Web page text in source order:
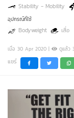
Stability - Mobility
อุปกรณ์ที่ใช้
Bodyweight เสื่อ
เมื่อ 30 Apr 2020 | ดูแล้ว
แชร์